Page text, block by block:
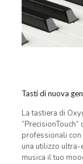
Tasti di nuova
La tastiera di
professionali con
una utilizzo
musica il tuo